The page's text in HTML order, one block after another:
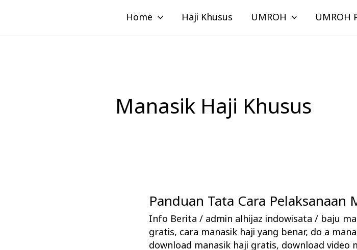
konten
Home Haji Khusus UMROH UMROH
Manasik Haji Khusus
Panduan Tata Cara Pelaksanaan
Info Berita / admin alhijaz indowisata/ baju
gratis, cara manasik haji yang benar, do a
download manasik haji gratis, download video
Panduan
Tata
Cara
Pelaksanaan